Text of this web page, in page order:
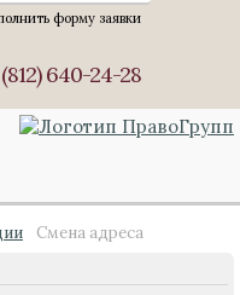
форму заявки
640-24-28
Смена адреса